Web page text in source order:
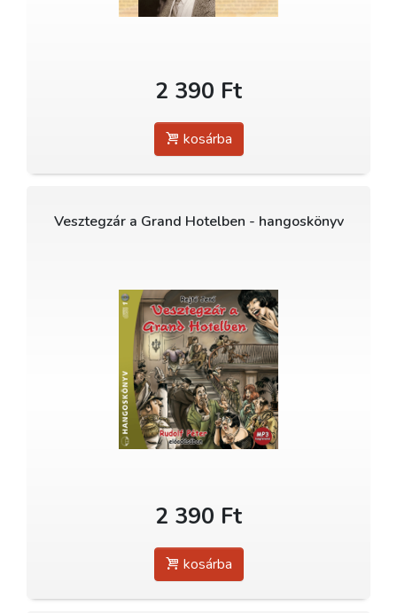
2 390 Ft
kosárba
Vesztegzár a Grand Hotelben - hangoskönyv
2 390 Ft
kosárba